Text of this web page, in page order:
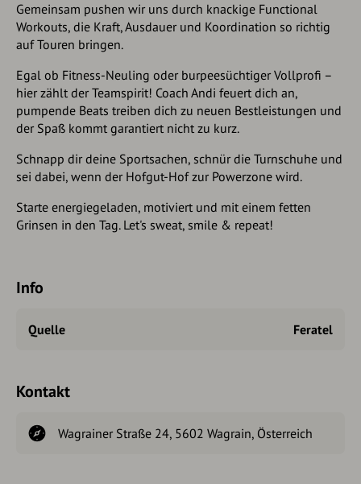
Gemeinsam pushen wir uns durch knackige Functional
Workouts, die Kraft, Ausdauer und Koordination so richtig
auf Touren bringen.
Egal ob Fitness-Neuling oder burpeesüchtiger Vollprofi –
hier zählt der Teamspirit! Coach Andi feuert dich an,
pumpende Beats treiben dich zu neuen Bestleistungen und
der Spaß kommt garantiert nicht zu kurz.
Schnapp dir deine Sportsachen, schnür die Turnschuhe und
sei dabei, wenn der Hofgut-Hof zur Powerzone wird.
Starte energiegeladen, motiviert und mit einem fetten
Grinsen in den Tag. Let's sweat, smile & repeat!
Info
Quelle Feratel
Kontakt
Wagrainer Straße 24, 5602 Wagrain, Österreich